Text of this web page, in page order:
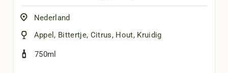
Nederland
Appel , Bittertje, Citrus, Hout, Kruidig
750ml